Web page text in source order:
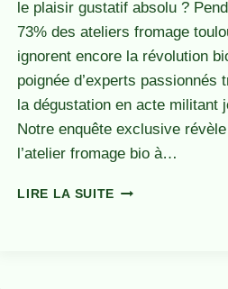
le plaisir gustatif absolu ?
73% des ateliers fromage
ignorent encore la révolution
poignée d’experts passionnés
la dégustation en acte militant
Notre enquête exclusive
l’atelier fromage bio à…
LIRE LA SUITE ATELIER